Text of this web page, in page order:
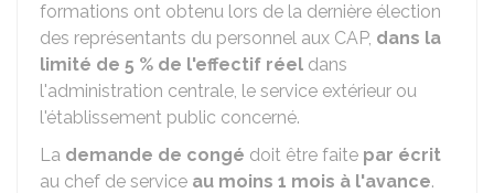
formations ont obtenu lors de la dernière élection
des représentants du personnel aux CAP, dans la
limité de 5 % de l'effectif réel dans
l'administration centrale, le service extérieur ou
l'établissement public concerné.
La demande de congé doit être faite par écrit
au chef de service au moins 1 mois à l'avance.